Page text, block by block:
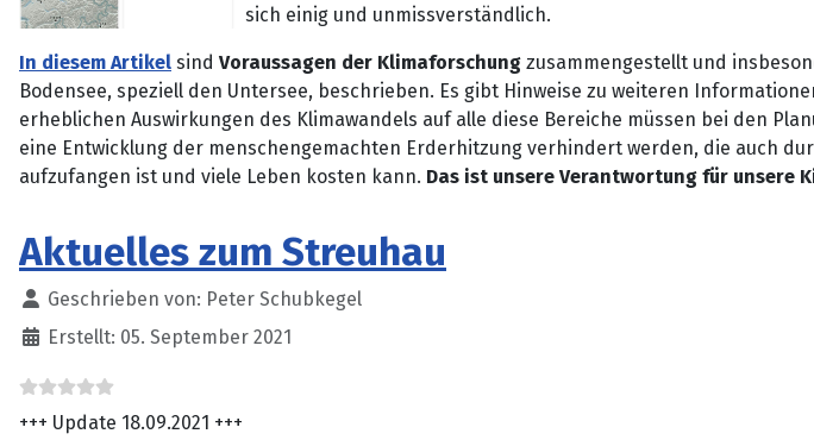
sich einig und unmissverständlich.
In diesem Artikel sind Voraussagen der Klimaforschung zusammengestellt und
Bodensee, speziell den Untersee, beschrieben. Es gibt Hinweise zu weiteren
erheblichen Auswirkungen des Klimawandels auf alle diese Bereiche müssen bei den
eine Entwicklung der menschengemachten Erderhitzung verhindert werden, die auch
aufzufangen ist und viele Leben kosten kann. Das ist unsere Verantwortung für unsere
Aktuelles zum Streuhau
Details
Geschrieben von: Peter Schubkegel
Erstellt: 05. September 2021
+++ Update 18.09.2021 +++